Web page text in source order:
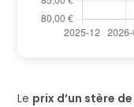
Le prix d’un stère